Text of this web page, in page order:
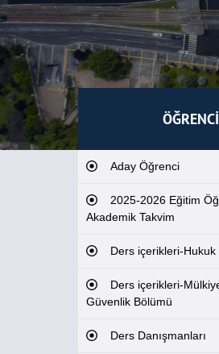
ÖĞRENCİ
Aday Öğrenci
2025-2026 Eğitim
Akademik Takvim
Ders içerikleri-Hukuk
Ders içerikleri-
Güvenlik Bölümü
Ders Danışmanları